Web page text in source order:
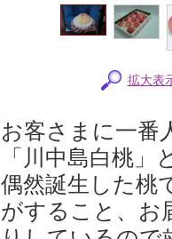
拡大表
お客さまに一
「川中島白桃
偶然誕生した桃
がすること、お